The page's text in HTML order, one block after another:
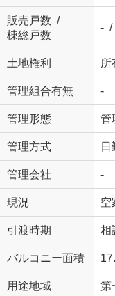
販売戸数 /
棟総戸数
- /
土地権利 所
管理組合有無 -
管理形態 管
管理方式 日
管理会社 -
現況 空
引渡時期 相
バルコニー面積
用途地域 第